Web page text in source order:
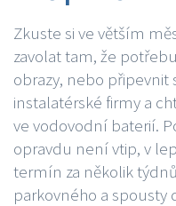
Zkuste si ve větším
zavolat tam, že
obrazy, nebo připevnit
instalatérské firmy a
ve vodovodní baterií.
opravdu není vtip, v
termín za několik
parkovného a spousty